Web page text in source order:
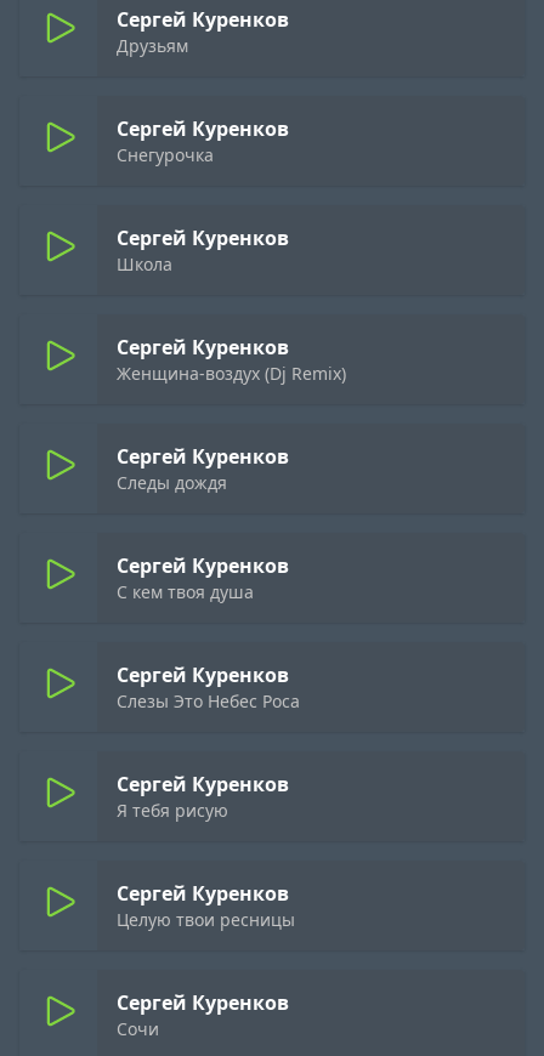
Сергей Куренков
Друзьям
Сергей Куренков
Снегурочка
Сергей Куренков
Школа
Сергей Куренков
Женщина-воздух (Dj Remix)
Сергей Куренков
Следы дождя
Сергей Куренков
С кем твоя душа
Сергей Куренков
Слезы Это Небес Роса
Сергей Куренков
Я тебя рисую
Сергей Куренков
Целую твои ресницы
Сергей Куренков
Сочи